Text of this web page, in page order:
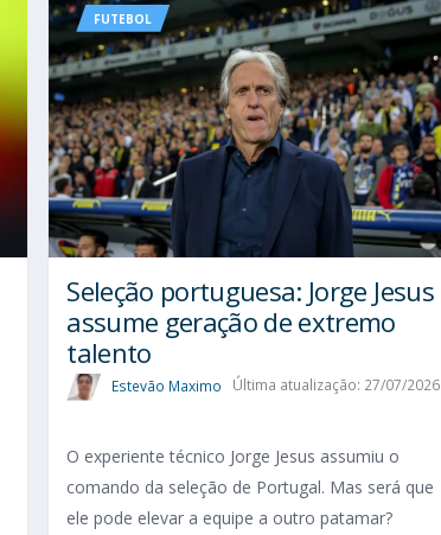
FUTEBOL
Seleção portuguesa: Jorge Jesus
assume geração de extremo
talento
Estevão Maximo Última atualização: 27/07/2026
O experiente técnico Jorge Jesus assumiu o
comando da seleção de Portugal. Mas será que
ele pode elevar a equipe a outro patamar?